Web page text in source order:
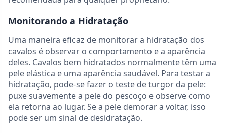
Monitorando a Hidratação
Uma maneira eficaz de monitorar a hidratação dos
cavalos é observar o comportamento e a aparência
deles. Cavalos bem hidratados normalmente têm uma
pele elástica e uma aparência saudável. Para testar a
hidratação, pode-se fazer o teste de turgor da pele:
puxe suavemente a pele do pescoço e observe como
ela retorna ao lugar. Se a pele demorar a voltar, isso
pode ser um sinal de desidratação.